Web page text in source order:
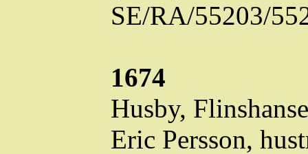
SE/RA/55203/
1674
Husby,
Eric Persson,